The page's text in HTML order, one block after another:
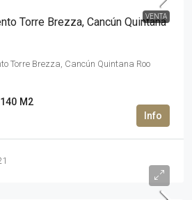
VENTA
Torre Brezza, Cancún Quintana
Torre Brezza, Cancún Quintana Roo
140 M2